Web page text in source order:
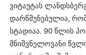
ვიტაუტას
დარწმუნებულია,
სტადიაა. 90 წლის
მნიშვნელოვანი